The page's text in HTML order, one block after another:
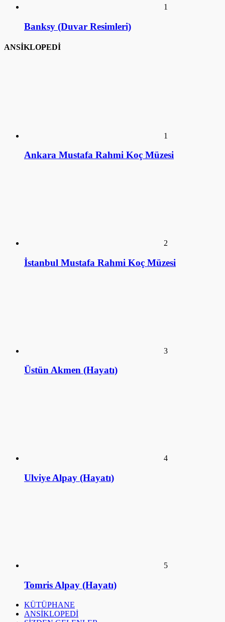
1
Banksy (Duvar Resimleri)
ANSİKLOPEDİ
1
Ankara Mustafa Rahmi Koç Müzesi
SalakFilozof - Sanat Kütüphanesi. 2016©
href="https://educatorday2023.com/">Pengeluaran HK Lotto